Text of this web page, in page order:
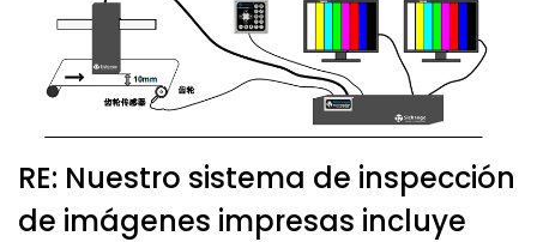
RE: Nuestro sistema de inspección
de imágenes impresas incluye